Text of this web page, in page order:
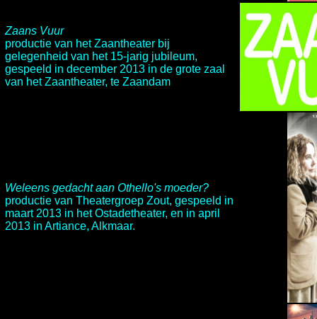
Zaans Vuur
productie van hetZaantheater bij
gelegenheid van het 15-jarig jubileum,
gespeeld in december 2013 in de grote zaal
van het Zaantheater, te Zaandam
Weleens gedacht aan Othello's moeder?
productie van Theatergroep Zout, gespeeld in
maart 2013 in het Ostadetheater, en in april
2013 in Artiance, Alkmaar.